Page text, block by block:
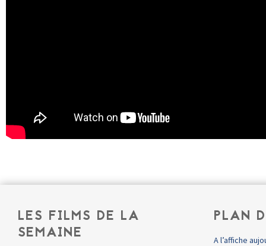
LES FILMS DE LA
SEMAINE
PLAN
A l’affiche